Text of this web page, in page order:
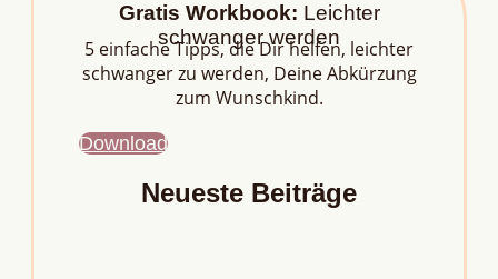
Gratis Workbook: Leichter
schwanger werden
5 einfache Tipps, die Dir helfen, leichter
schwanger zu werden, Deine Abkürzung
zum Wunschkind.
Download
Neueste Beiträge